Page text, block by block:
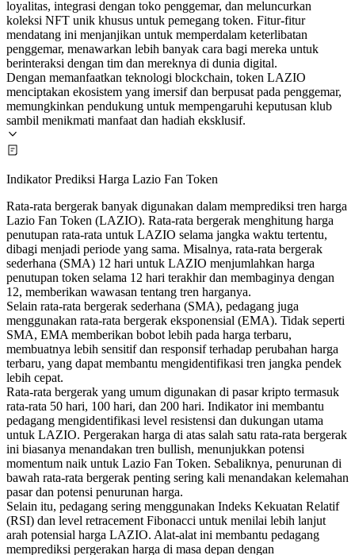
loyalitas, integrasi dengan toko penggemar, dan meluncurkan
koleksi NFT unik khusus untuk pemegang token. Fitur-fitur
mendatang ini menjanjikan untuk memperdalam keterlibatan
penggemar, menawarkan lebih banyak cara bagi mereka untuk
berinteraksi dengan tim dan mereknya di dunia digital.
Dengan memanfaatkan teknologi blockchain, token LAZIO
menciptakan ekosistem yang imersif dan berpusat pada penggemar,
memungkinkan pendukung untuk mempengaruhi keputusan klub
sambil menikmati manfaat dan hadiah eksklusif.
Indikator Prediksi Harga Lazio Fan Token
Rata-rata bergerak banyak digunakan dalam memprediksi tren harga
Lazio Fan Token (LAZIO). Rata-rata bergerak menghitung harga
penutupan rata-rata untuk LAZIO selama jangka waktu tertentu,
dibagi menjadi periode yang sama. Misalnya, rata-rata bergerak
sederhana (SMA) 12 hari untuk LAZIO menjumlahkan harga
penutupan token selama 12 hari terakhir dan membaginya dengan
12, memberikan wawasan tentang tren harganya.
Selain rata-rata bergerak sederhana (SMA), pedagang juga
menggunakan rata-rata bergerak eksponensial (EMA). Tidak seperti
SMA, EMA memberikan bobot lebih pada harga terbaru,
membuatnya lebih sensitif dan responsif terhadap perubahan harga
terbaru, yang dapat membantu mengidentifikasi tren jangka pendek
lebih cepat.
Rata-rata bergerak yang umum digunakan di pasar kripto termasuk
rata-rata 50 hari, 100 hari, dan 200 hari. Indikator ini membantu
pedagang mengidentifikasi level resistensi dan dukungan utama
untuk LAZIO. Pergerakan harga di atas salah satu rata-rata bergerak
ini biasanya menandakan tren bullish, menunjukkan potensi
momentum naik untuk Lazio Fan Token. Sebaliknya, penurunan di
bawah rata-rata bergerak penting sering kali menandakan kelemahan
pasar dan potensi penurunan harga.
Selain itu, pedagang sering menggunakan Indeks Kekuatan Relatif
(RSI) dan level retracement Fibonacci untuk menilai lebih lanjut
arah potensial harga LAZIO. Alat-alat ini membantu pedagang
memprediksi pergerakan harga di masa depan dengan